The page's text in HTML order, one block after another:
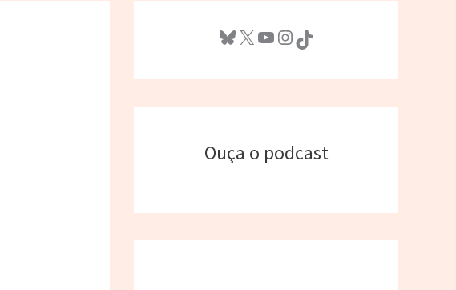
Bluesky X Youtube InstagramTikTok
Ouça o podcast